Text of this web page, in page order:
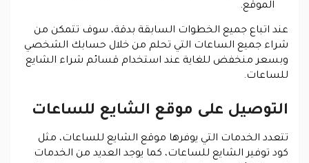
الموقع.
عند اتباع جميع الخطوات السابقة بدقة، سوف تتمكن من
شراء جميع الساعات التي تحلم من خلال حسابك الشخصي
وبسعر منخفض للغاية عند استخدام قسائم شراء الشايع
للساعات.
التوصيل على موقع الشايع للساعات
تتعدد الخدمات التي يوفرها موقع الشايع للساعات، مثل
كود توفير الشايع للساعات، كما يوجد العديد من الخدمات